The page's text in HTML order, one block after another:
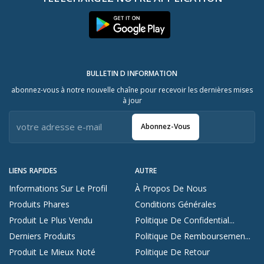
LIENS RAPIDES
Informations Sur Le Profil
Produits Phares
Produit Le Plus Vendu
Derniers Produits
Produit Le Mieux Noté
AUTRE
À Propos De Nous
Conditions Générales
Politique De Confidential...
Politique De Remboursemen...
Politique De Retour
BULLETIN D INFORMATION
abonnez-vous à notre nouvelle chaîne pour recevoir les dernières mises
à jour
Abonnez-Vous